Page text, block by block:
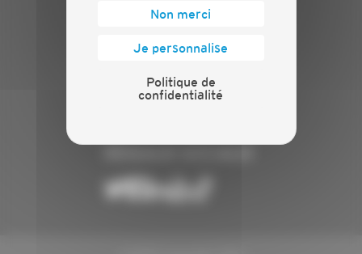
Communiqués de presse
Chiffres clés
ANNONCEUR
Non merci
Je personnalise
Politique de
confidentialité